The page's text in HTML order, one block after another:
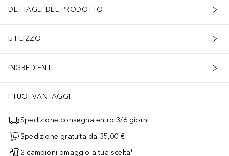
DETTAGLI DEL PRODOTTO
UTILIZZO
INGREDIENTI
I TUOI VANTAGGI
Spedizione consegna entro 3/6 giorni
Spedizione gratuita da 35,00 €
2 campioni omaggio a tua scelta¹